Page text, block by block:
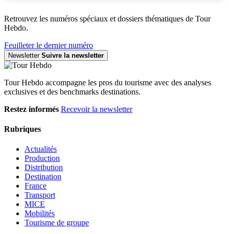
Retrouvez les numéros spéciaux et dossiers thématiques de Tour
Hebdo.
Feuilleter le dernier numéro
Newsletter Suivre la newsletter
Tour Hebdo accompagne les pros du tourisme avec des analyses
exclusives et des benchmarks destinations.
Restez informés Recevoir la newsletter
Rubriques
Actualités
Production
Distribution
Destination
France
Transport
MICE
Mobilités
Tourisme de groupe